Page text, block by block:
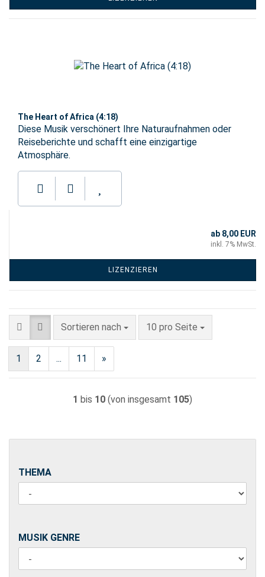
The Heart of Africa (4:18)
Diese Musik verschönert Ihre Naturaufnahmen oder
Reiseberichte und schafft eine einzigartige
Atmosphäre.
ab 8,00 EUR
inkl. 7% MwSt.
LIZENZIEREN
Sortieren nach
Sortieren nach 10 pro Seite
pro Seite
1 2 ... 11 »
1 bis 10 (von insgesamt 105)
THEMA
THEMA
MUSIK
GENRE
MUSIK GENRE